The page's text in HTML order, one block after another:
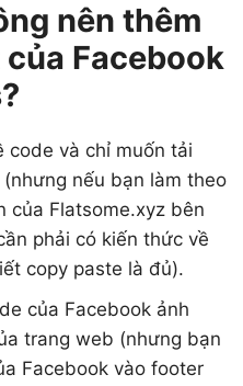
nên thêm
Facebook
code và chỉ muốn tải
nếu bạn làm theo
của Flatsome.xyz bên
phải có kiến thức về
copy paste là đủ).
của Facebook ảnh
trang web (nhưng bạn
Facebook vào footer